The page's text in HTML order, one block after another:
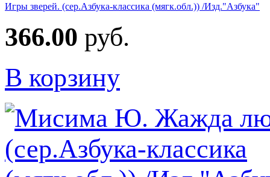
Игры зверей. (сер.Азбука-классика (мягк.обл.)) /Изд."Азбука"
366.00 руб.
В корзину